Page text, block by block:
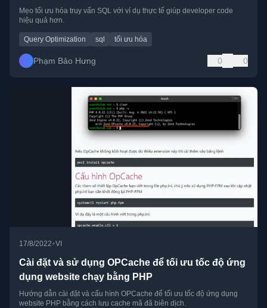
Mẹo tối ưu hóa truy vấn SQL với ví dụ thực tế giúp developer code
hiệu quả hơn.
Query Optimization sql tối ưu hóa
Phạm Bảo Hưng 0 0
17/8/2022•VI
Cài đặt và sử dụng OPCache để tối ưu tốc độ ứng
dụng website chạy bằng PHP
Hướng dẫn cài đặt và cấu hình OPCache để tối ưu tốc độ ứng dụng
website PHP bằng cách lưu cache mã đã biên dịch.